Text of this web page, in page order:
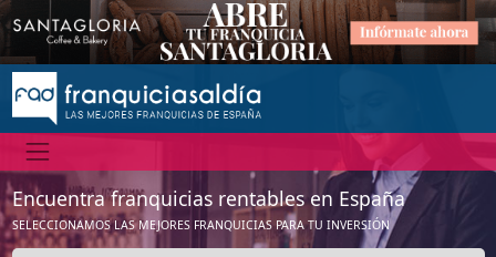
Encuentra franquicias rentables en España
SELECCIONAMOS LAS MEJORES FRANQUICIAS PARA TU INVERSIÓN